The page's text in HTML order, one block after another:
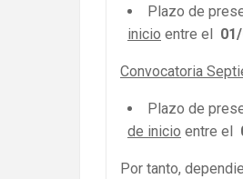
Plazo de
inicio entre el
Convocatoria
Plazo de
de inicio entre el
Por tanto,